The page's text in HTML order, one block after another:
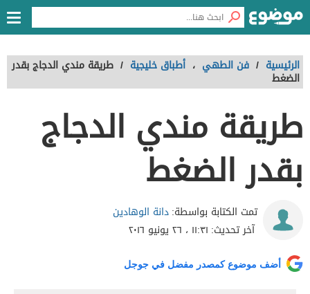
الرئيسية / فن الطهي ، أطباق خليجية / طريقة مندي الدجاج بقدر
الضغط
طريقة مندي الدجاج
بقدر الضغط
تمت الكتابة بواسطة:دانة الوهادين
آخر تحديث: ١١:٣١ ، ٢٦ يونيو ٢٠١٦
أضف موضوع كمصدر مفضل في جوجل